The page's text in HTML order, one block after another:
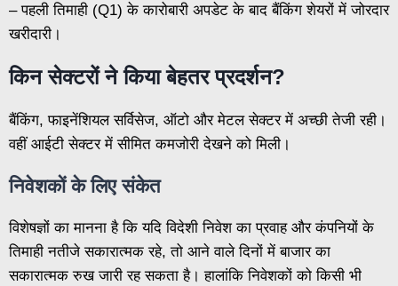
– पहली तिमाही (Q1) के कारोबारी अपडेट के बाद बैंकिंग शेयरों में जोरदार
खरीदारी।
किन सेक्टरों ने किया बेहतर प्रदर्शन?
बैंकिंग, फाइनेंशियल सर्विसेज, ऑटो और मेटल सेक्टर में अच्छी तेजी रही।
वहीं आईटी सेक्टर में सीमित कमजोरी देखने को मिली।
निवेशकों के लिए संकेत
विशेषज्ञों का मानना है कि यदि विदेशी निवेश का प्रवाह और कंपनियों के
तिमाही नतीजे सकारात्मक रहे, तो आने वाले दिनों में बाजार का
सकारात्मक रुख जारी रह सकता है। हालांकि निवेशकों को किसी भी